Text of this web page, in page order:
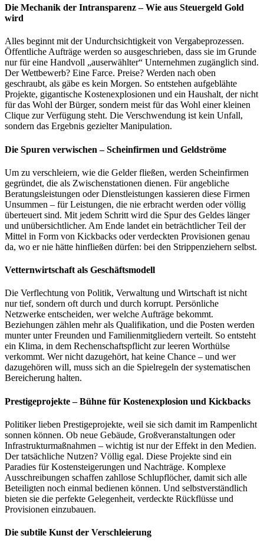
Die Mechanik der Intransparenz – Wie aus Steuergeld Gold
wird
Alles beginnt mit der Undurchsichtigkeit von Vergabeprozessen.
Öffentliche Aufträge werden so ausgeschrieben, dass sie im Grunde
nur für eine Handvoll „auserwählter“ Unternehmen zugänglich sind.
Der Wettbewerb? Eine Farce. Preise? Werden nach oben
geschraubt, als gäbe es kein Morgen. So entstehen aufgeblähte
Projekte, gigantische Kostenexplosionen und ein Haushalt, der nicht
für das Wohl der Bürger, sondern meist für das Wohl einer kleinen
Clique zur Verfügung steht. Die Verschwendung ist kein Unfall,
sondern das Ergebnis gezielter Manipulation.
Die Spuren verwischen – Scheinfirmen und Geldströme
Um zu verschleiern, wie die Gelder fließen, werden Scheinfirmen
gegründet, die als Zwischenstationen dienen. Für angebliche
Beratungsleistungen oder Dienstleistungen kassieren diese Firmen
Unsummen – für Leistungen, die nie erbracht werden oder völlig
überteuert sind. Mit jedem Schritt wird die Spur des Geldes länger
und unübersichtlicher. Am Ende landet ein beträchtlicher Teil der
Mittel in Form von Kickbacks oder verdeckten Provisionen genau
da, wo er nie hätte hinfließen dürfen: bei den Strippenziehern selbst.
Vetternwirtschaft als Geschäftsmodell
Die Verflechtung von Politik, Verwaltung und Wirtschaft ist nicht
nur tief, sondern oft durch und durch korrupt. Persönliche
Netzwerke entscheiden, wer welche Aufträge bekommt.
Beziehungen zählen mehr als Qualifikation, und die Posten werden
munter unter Freunden und Familienmitgliedern verteilt. So entsteht
ein Klima, in dem Rechenschaftspflicht zur leeren Worthülse
verkommt. Wer nicht dazugehört, hat keine Chance – und wer
dazugehören will, muss sich an die Spielregeln der systematischen
Bereicherung halten.
Prestigeprojekte – Bühne für Kostenexplosion und Kickbacks
Politiker lieben Prestigeprojekte, weil sie sich damit im Rampenlicht
sonnen können. Ob neue Gebäude, Großveranstaltungen oder
Infrastrukturmaßnahmen – wichtig ist nur der Effekt in den Medien.
Der tatsächliche Nutzen? Völlig egal. Diese Projekte sind ein
Paradies für Kostensteigerungen und Nachträge. Komplexe
Ausschreibungen schaffen zahllose Schlupflöcher, damit sich alle
Beteiligten noch einmal bedienen können. Und selbstverständlich
bieten sie die perfekte Gelegenheit, verdeckte Rückflüsse und
Provisionen einzubauen.
Die subtile Kunst der Verschleierung